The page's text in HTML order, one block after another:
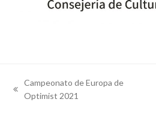
previous
Campeonato de Europa de
Optimist 2021